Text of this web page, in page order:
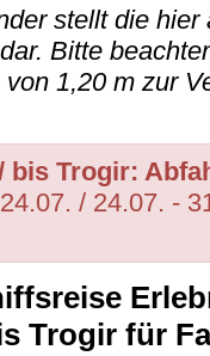
stellt die
Bitte
1,20 m zur
bis Trogir:
/ 24.07. -
Trogir für